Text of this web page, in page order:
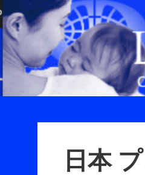
Skip
to
content
日本